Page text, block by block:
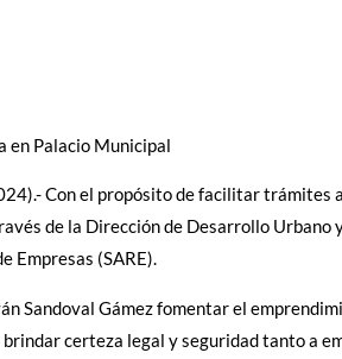
en Palacio Municipal
Con el propósito de facilitar trámites
de la Dirección de Desarrollo Urbano
Empresas (SARE).
Sandoval Gámez fomentar el
certeza legal y seguridad tanto a